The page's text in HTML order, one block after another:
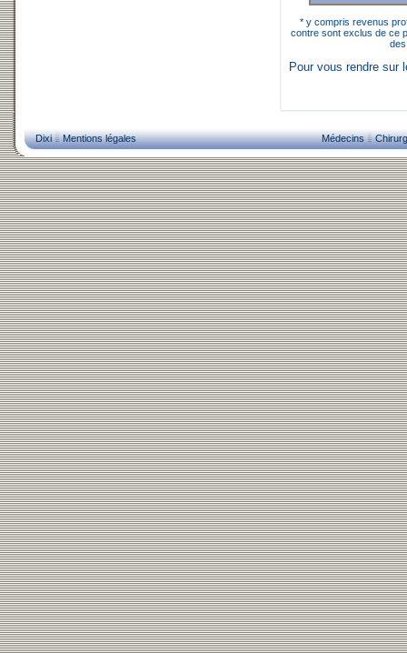
* y compris revenus
contre sont exclus de ce
Pour vous rendre
Dixi Mentions légales Médecins